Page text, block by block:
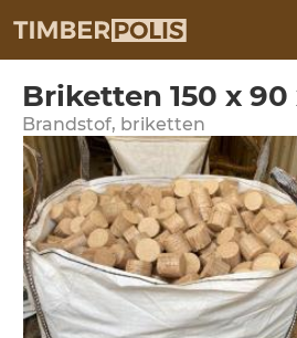
Briketten 150 x 90
Brandstof, briketten